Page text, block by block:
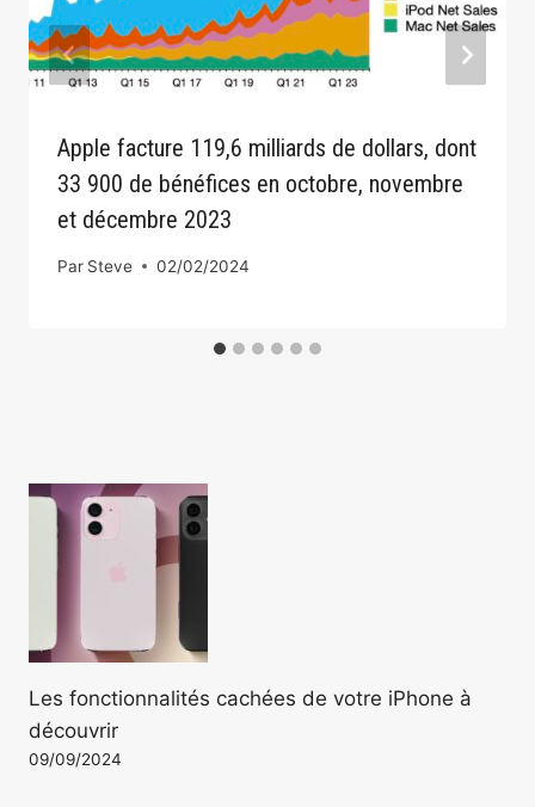
Apple facture 119,6 milliards de dollars, dont
33 900 de bénéfices en octobre, novembre
et décembre 2023
Par Steve 02/02/2024
Les fonctionnalités cachées de votre iPhone à
découvrir
09/09/2024